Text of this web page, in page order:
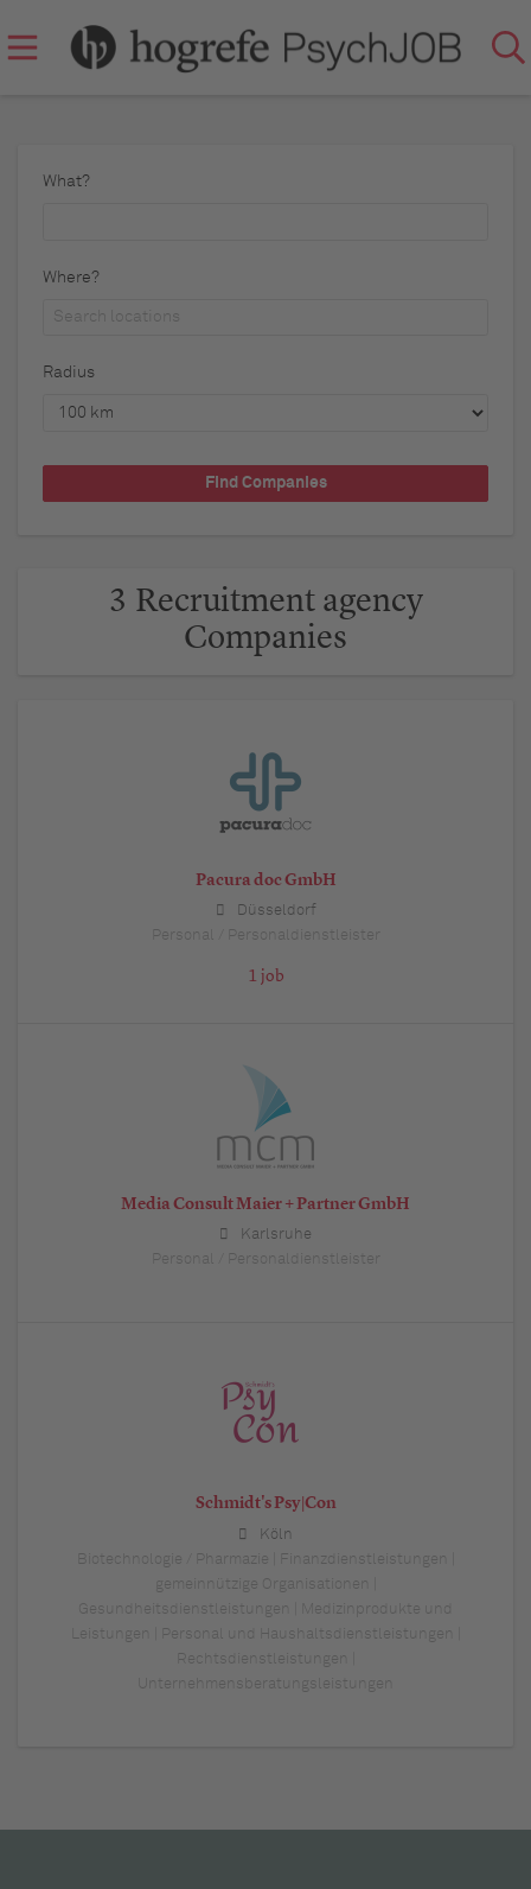
What?
Where?
Radius
3 Recruitment agency
Companies
Pacura doc GmbH
Düsseldorf
Personal / Personaldienstleister
1 job
Media Consult Maier + Partner GmbH
Karlsruhe
Personal / Personaldienstleister
Schmidt's Psy|Con
Köln
Biotechnologie / Pharmazie | Finanzdienstleistungen |
gemeinnützige Organisationen |
Gesundheitsdienstleistungen | Medizinprodukte und
Leistungen | Personal und Haushaltsdienstleistungen |
Rechtsdienstleistungen |
Unternehmensberatungsleistungen